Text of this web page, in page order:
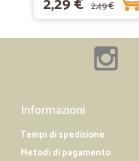
2,49 €
Informazioni
Tempi di spedizione
Metodi di pagamento